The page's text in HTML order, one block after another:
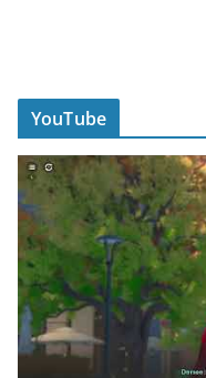
YouTube